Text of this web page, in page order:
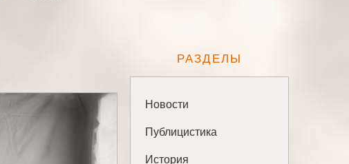
РАЗДЕЛЫ
Новости
Публицистика
История